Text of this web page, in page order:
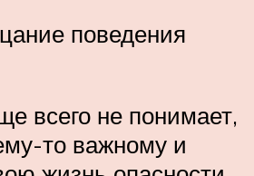
поведения
всего не понимает,
то важному и